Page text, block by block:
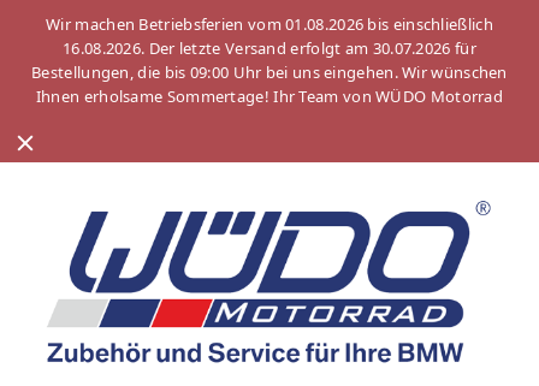
Wir machen Betriebsferien vom 01.08.2026 bis einschließlich
16.08.2026. Der letzte Versand erfolgt am 30.07.2026 für
Bestellungen, die bis 09:00 Uhr bei uns eingehen. Wir wünschen
Ihnen erholsame Sommertage! Ihr Team von WÜDO Motorrad